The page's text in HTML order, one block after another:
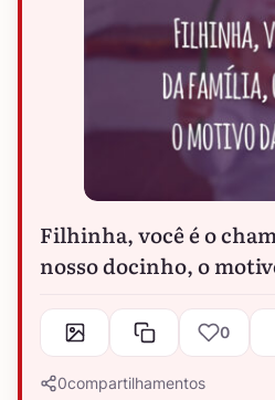
Filhinha, você é o
nosso docinho, o
0
0compartilhamentos